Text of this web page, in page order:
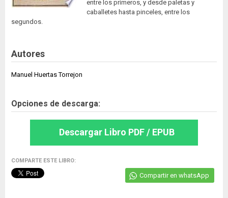
entre los primeros, y desde paletas y
caballetes hasta pinceles, entre los
segundos.
Autores
Manuel Huertas Torrejon
Opciones de descarga:
Descargar Libro PDF / EPUB
COMPARTE ESTE LIBRO:
Compartir en whatsApp